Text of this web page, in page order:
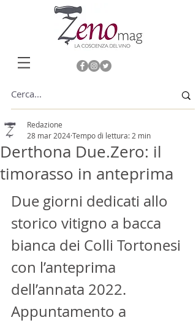
Derthona Due.Zero: il
timorasso in anteprima
Redazione
28 mar 2024Tempo di lettura: 2 min
Due giorni dedicati allo
storico vitigno a bacca
bianca dei Colli Tortonesi
con l’anteprima
dell’annata 2022.
Appuntamento a